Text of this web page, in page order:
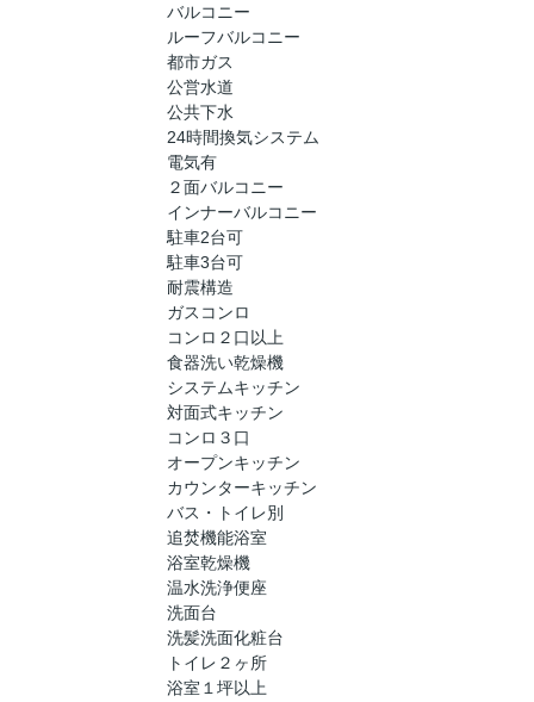
バルコニー
ルーフバルコニー
都市ガス
公営水道
公共下水
24時間換気システム
電気有
２面バルコニー
インナーバルコニー
駐車2台可
駐車3台可
耐震構造
ガスコンロ
コンロ２口以上
食器洗い乾燥機
システムキッチン
対面式キッチン
コンロ３口
オープンキッチン
カウンターキッチン
バス・トイレ別
追焚機能浴室
浴室乾燥機
温水洗浄便座
洗面台
洗髪洗面化粧台
トイレ２ヶ所
浴室１坪以上